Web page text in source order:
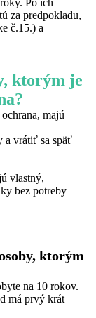
za predpokladu,
č.15.) a
ktorým je
majú
a vrátiť sa späť
vlastný,
bez potreby
ktorým
na 10 rokov.
má prvý krát